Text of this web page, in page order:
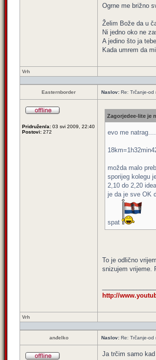
Ogrne me brižno
Želim Bože da u
Ni jedno oko ne
A jedino što ja
Kada umrem da
Vrh
Easternborder Naslov: Re: Trčanje-od
Pridružen/a: 03 svi 2009, 22:40
Postovi: 272
Zagorjedee-lite je
evo me natrag....
možda malo
sporijeg kolegu
2,10 do 2,20
je da je sve OK
spat
To je odlično
snizujem vrijeme.
http://
Vrh
anđelko Naslov: Re: Trčanje-od
Ja trčim samo